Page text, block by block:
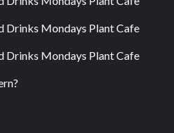
Drinks Mondays Plant Cafe
Drinks Mondays Plant Cafe